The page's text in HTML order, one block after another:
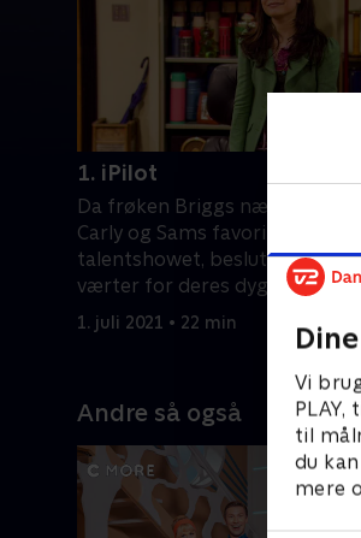
Vi
til
du
mere
1. iPilot
Da frøken Briggs nægter at
Carly og Sams favoritter
talentshowet, beslutter de at
værter for deres dygtige
klassekammerater i 'iCarly'.
1. juli 2021 • 22 min
Andre så også